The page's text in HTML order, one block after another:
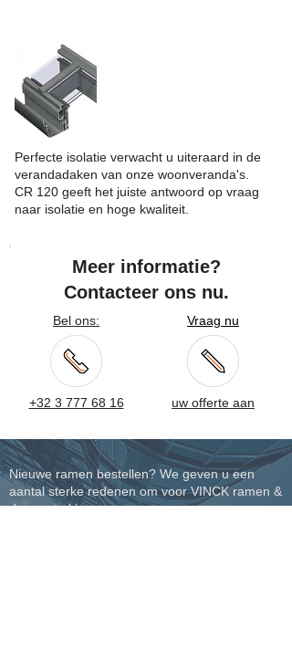
Perfecte isolatie verwacht u uiteraard in de
verandadaken van onze woonveranda's.
CR 120 geeft het juiste antwoord op vraag
naar isolatie en hoge kwaliteit.
Meer informatie?
Contacteer ons nu.
Bel ons:
+32 3 777 68 16
Vraag nu
uw offerte aan
Nieuwe ramen bestellen? We geven u een
aantal sterke redenen om voor VINCK ramen &
deuren te kiezen.